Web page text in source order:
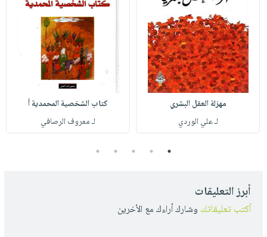
مهزلة العقل البشري
لـ علي الوردي
كتاب الشخصية المحمدية أ
لـ معروف الرصافي
1
2
3
4
5
أبرز التعليقات
أكتب تعليقاتك وشارك أراءك مع الأخرين